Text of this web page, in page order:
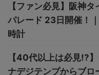
【ファン必見】阪神
パレード 23日開催！
時計
【40代以上は必見!?
ナデジテンプからブロ